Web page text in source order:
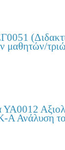
μαθητών/
ΥΑ0012
Ανάλυση